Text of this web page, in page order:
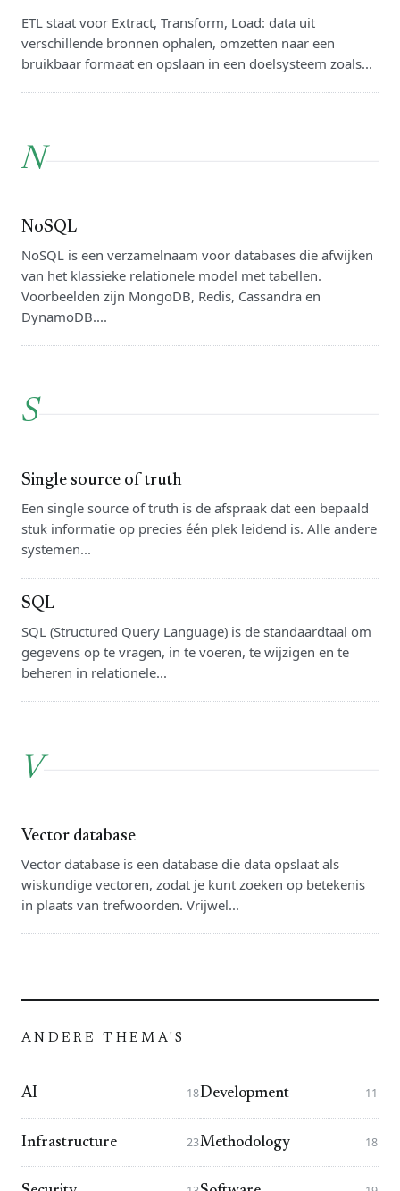
ETL staat voor Extract, Transform, Load: data uit
verschillende bronnen ophalen, omzetten naar een
bruikbaar formaat en opslaan in een doelsysteem zoals...
N
NoSQL
NoSQL is een verzamelnaam voor databases die afwijken
van het klassieke relationele model met tabellen.
Voorbeelden zijn MongoDB, Redis, Cassandra en
DynamoDB....
S
Single source of truth
Een single source of truth is de afspraak dat een bepaald
stuk informatie op precies één plek leidend is. Alle andere
systemen...
SQL
SQL (Structured Query Language) is de standaardtaal om
gegevens op te vragen, in te voeren, te wijzigen en te
beheren in relationele...
V
Vector database
Vector database is een database die data opslaat als
wiskundige vectoren, zodat je kunt zoeken op betekenis
in plaats van trefwoorden. Vrijwel...
ANDERE THEMA'S
AI 18Development 11
Infrastructure 23Methodology 18